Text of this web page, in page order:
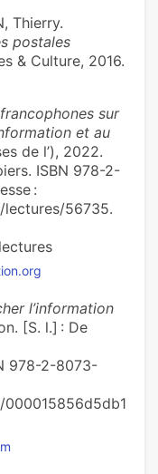
Thierry.
postales
& Culture, 2016.
sur
et au
de l’), 2022.
ISBN 978-2-
:
56735.
l’information
[S. l.] : De
978-2-8073-